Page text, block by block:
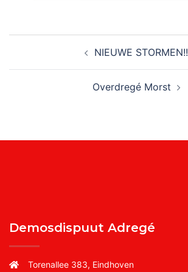
NIEUWE STORMEN!!
Overdregé Morst
Demosdispuut Adregé
Torenallee 383, Eindhoven